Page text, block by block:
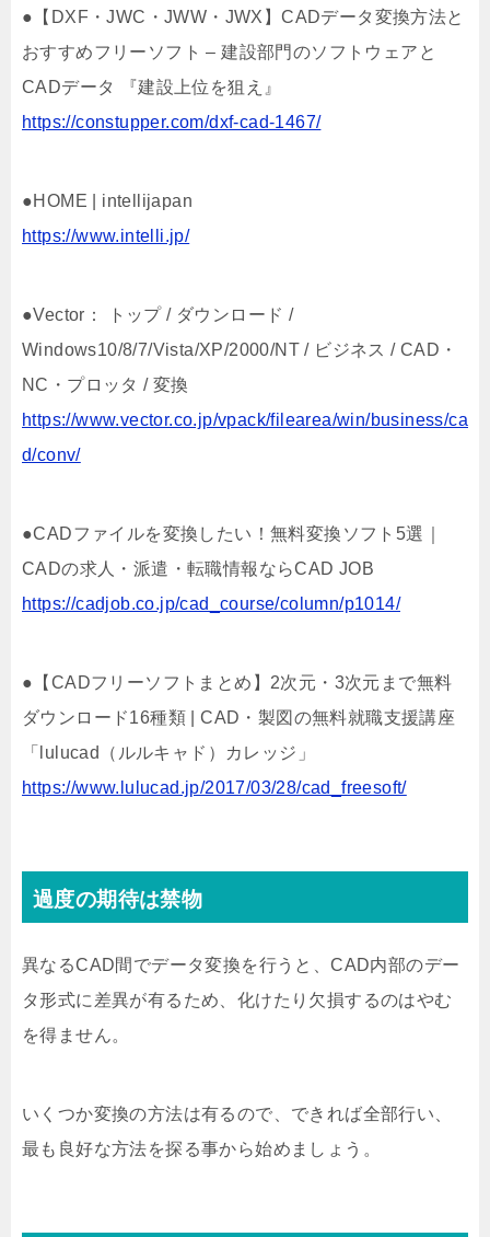
●【DXF・JWC・JWW・JWX】CADデータ変換方法と
おすすめフリーソフト – 建設部門のソフトウェアと
CADデータ 『建設上位を狙え』
https://constupper.com/dxf-cad-1467/
●HOME | intellijapan
https://www.intelli.jp/
●Vector： トップ / ダウンロード /
Windows10/8/7/Vista/XP/2000/NT / ビジネス / CAD・
NC・プロッタ / 変換
https://www.vector.co.jp/vpack/filearea/win/business/ca
d/conv/
●CADファイルを変換したい！無料変換ソフト5選｜
CADの求人・派遣・転職情報ならCAD JOB
https://cadjob.co.jp/cad_course/column/p1014/
●【CADフリーソフトまとめ】2次元・3次元まで無料
ダウンロード16種類 | CAD・製図の無料就職支援講座
「lulucad（ルルキャド）カレッジ」
https://www.lulucad.jp/2017/03/28/cad_freesoft/
過度の期待は禁物
異なるCAD間でデータ変換を行うと、CAD内部のデー
タ形式に差異が有るため、化けたり欠損するのはやむ
を得ません。
いくつか変換の方法は有るので、できれば全部行い、
最も良好な方法を探る事から始めましょう。